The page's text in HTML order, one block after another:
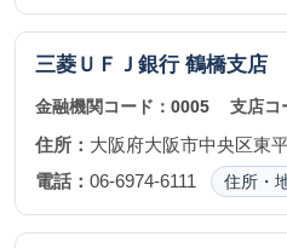
三菱ＵＦＪ銀行 鶴橋支店
金融機関コード： 0005 支店コ
住所： 大阪府大阪市中央区東
電話： 06-6974-6111 住所・